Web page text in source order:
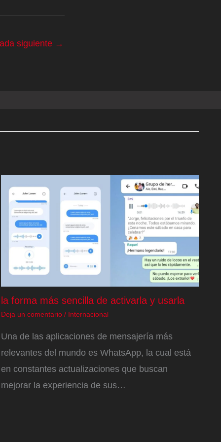
siguiente →
la forma más sencilla de activarla y usarla
Deja un comentario / Internacional
Una de las aplicaciones de mensajería más
relevantes del mundo es WhatsApp, la cual está
en constantes actualizaciones que buscan
mejorar la experiencia de sus…